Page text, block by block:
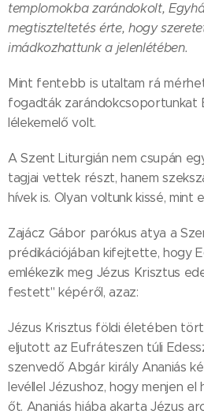
templomokba zarándokolt,
megtiszteltetés érte, hogy
imádkozhattunk a jelenlétében.
Mint fentebb is utaltam rá
fogadták zarándokcsoportunkat
lélekemelő volt.
A Szent Liturgián nem csupán
tagjai vettek részt, hanem
hívek is. Olyan voltunk kissé, mint
Zajácz Gábor parókus atya a
prédikációjában kifejtette, hogy
emlékezik meg Jézus Krisztus
festett" képéről, azaz:
Jézus Krisztus földi életében
eljutott az Eufráteszen túli
szenvedő Abgár király Ananiás
levéllel Jézushoz, hogy menjen
őt. Ananiás hiába akarta Jézus